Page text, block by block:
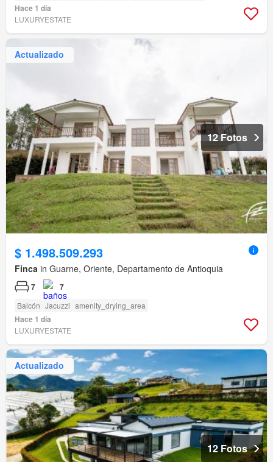
Hace 1 día
LUXURYESTATE
Actualizado
12 Fotos
$ 1.498.509.293
Finca in Guarne, Oriente, Departamento de Antioquia
7 7
Balcón Jacuzzi amenity_drying_area
Hace 1 día
LUXURYESTATE
Actualizado
12 Fotos